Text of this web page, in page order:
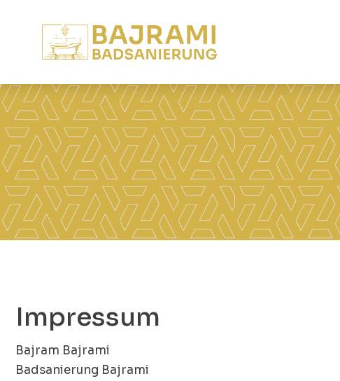
Impressum
Bajram Bajrami
Badsanierung Bajrami